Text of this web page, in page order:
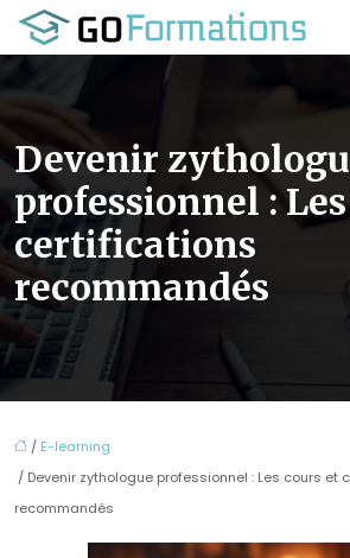
Devenir
professionnel :
certifications
recommandés
/ E-learning
/ Devenir zythologue professionnel : Les cours et
recommandés